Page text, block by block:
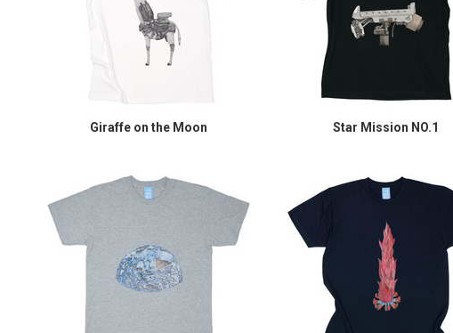
Giraffe on the Moon Star Mission NO.1